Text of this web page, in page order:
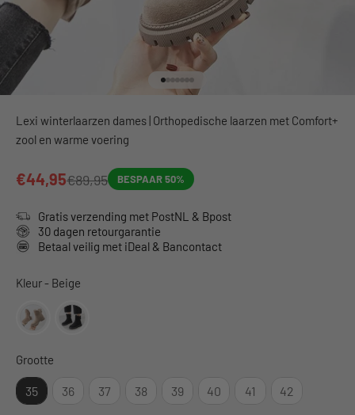
Naar artikel 1
Naar artikel 2
Naar artikel 3
Naar artikel 4
Naar artikel 5
Naar artikel 6
Naar artikel 7
Lexi winterlaarzen dames | Orthopedische laarzen met Comfort+
zool en warme voering
€44,95€89,95 BESPAAR 50%
Gratis verzending met PostNL & Bpost
30 dagen retourgarantie
Betaal veilig met iDeal & Bancontact
Kleur- Beige
Grootte
35 36 37 38 39 40 41 42